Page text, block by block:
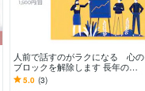
人前で話すのがラクになる 心の
ブロックを解除します 長年の悩
みを解消し 好きなことに挑戦し
よう
5.0 (3)